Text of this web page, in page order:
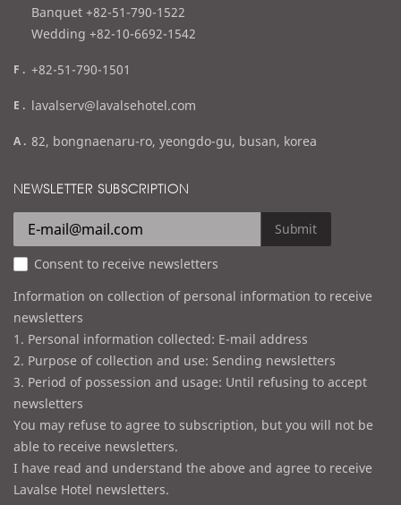
lBanquet +82-51-790-1522
Wedding +82-10-6692-1542
f
x
+82-51-790-1501
e
a
l
lavalserv@lavalsehotel.com
a
d
e
s
s
82, bongnaenaru-ro, yeongdo-gu, busan, korea
NEWSLETTER SUBSCRIPTION
Submit
Consent to receive newsletters
Information on collection of personal information to receive
newsletters
1. Personal information collected: E-mail address
2. Purpose of collection and use: Sending newsletters
3. Period of possession and usage: Until refusing to accept
newsletters
You may refuse to agree to subscription, but you will not be
able to receive newsletters.
I have read and understand the above and agree to receive
Lavalse Hotel newsletters.